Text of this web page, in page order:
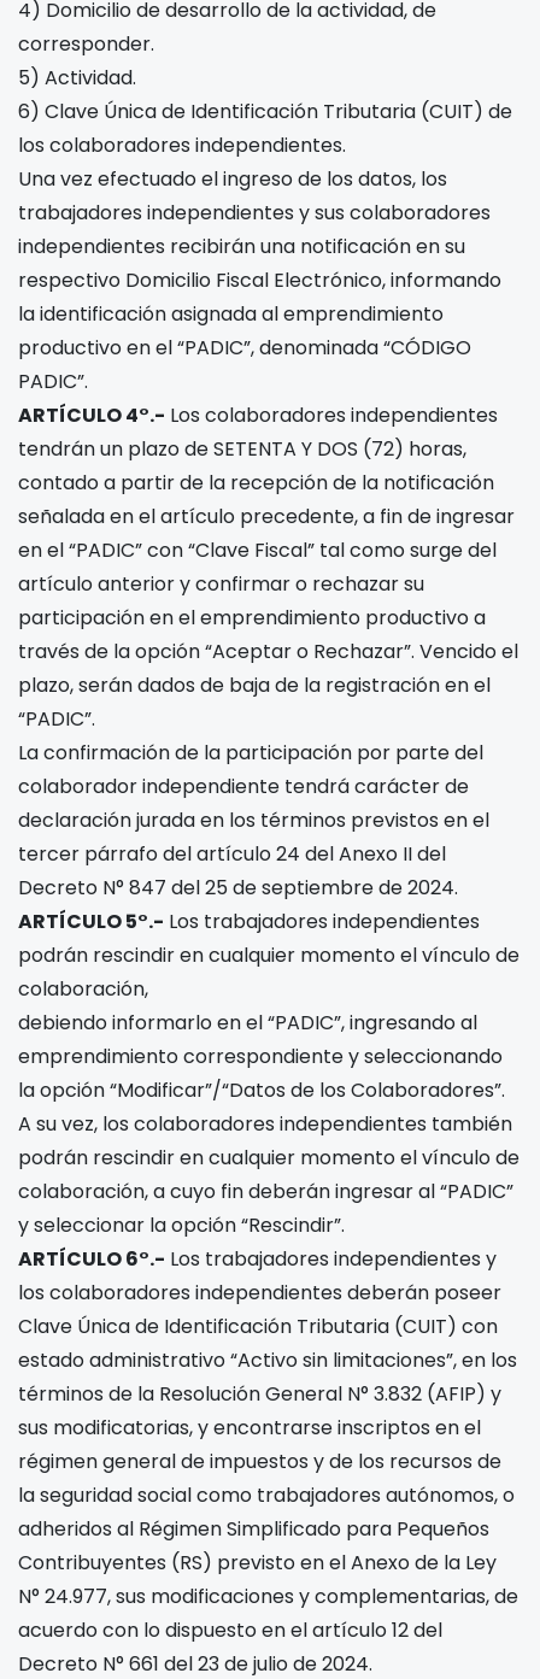
4) Domicilio de desarrollo de la actividad, de
corresponder.
5) Actividad.
6) Clave Única de Identificación Tributaria (CUIT) de
los colaboradores independientes.
Una vez efectuado el ingreso de los datos, los
trabajadores independientes y sus colaboradores
independientes recibirán una notificación en su
respectivo Domicilio Fiscal Electrónico, informando
la identificación asignada al emprendimiento
productivo en el “PADIC”, denominada “CÓDIGO
PADIC”.
ARTÍCULO 4°.- Los colaboradores independientes
tendrán un plazo de SETENTA Y DOS (72) horas,
contado a partir de la recepción de la notificación
señalada en el artículo precedente, a fin de ingresar
en el “PADIC” con “Clave Fiscal” tal como surge del
artículo anterior y confirmar o rechazar su
participación en el emprendimiento productivo a
través de la opción “Aceptar o Rechazar”. Vencido el
plazo, serán dados de baja de la registración en el
“PADIC”.
La confirmación de la participación por parte del
colaborador independiente tendrá carácter de
declaración jurada en los términos previstos en el
tercer párrafo del artículo 24 del Anexo II del
Decreto N° 847 del 25 de septiembre de 2024.
ARTÍCULO 5°.- Los trabajadores independientes
podrán rescindir en cualquier momento el vínculo de
colaboración,
debiendo informarlo en el “PADIC”, ingresando al
emprendimiento correspondiente y seleccionando
la opción “Modificar”/“Datos de los Colaboradores”.
A su vez, los colaboradores independientes también
podrán rescindir en cualquier momento el vínculo de
colaboración, a cuyo fin deberán ingresar al “PADIC”
y seleccionar la opción “Rescindir”.
ARTÍCULO 6°.- Los trabajadores independientes y
los colaboradores independientes deberán poseer
Clave Única de Identificación Tributaria (CUIT) con
estado administrativo “Activo sin limitaciones”, en los
términos de la Resolución General N° 3.832 (AFIP) y
sus modificatorias, y encontrarse inscriptos en el
régimen general de impuestos y de los recursos de
la seguridad social como trabajadores autónomos, o
adheridos al Régimen Simplificado para Pequeños
Contribuyentes (RS) previsto en el Anexo de la Ley
N° 24.977, sus modificaciones y complementarias, de
acuerdo con lo dispuesto en el artículo 12 del
Decreto N° 661 del 23 de julio de 2024.